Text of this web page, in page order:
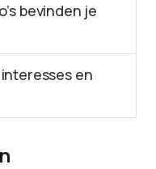
bevinden je
en